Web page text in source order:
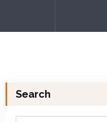
Search